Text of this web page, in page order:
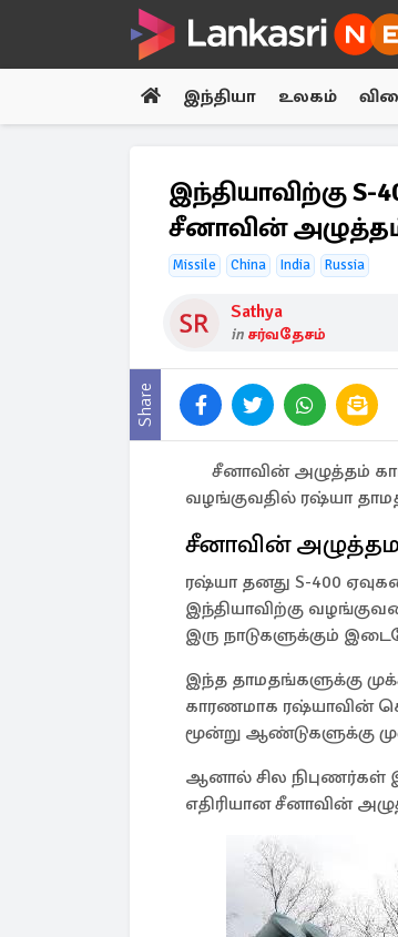
இந்தியா உலகம்
இந்தியாவிற்கு
சீனாவின்
Missile China India Russia
Sathya
in சர்வதேசம்
Share
சீனாவின் அழுத்தம்
வழங்குவதில் ரஷ்யா
சீனாவின்
ரஷ்யா தனது S-400
இந்தியாவிற்கு
இரு நாடுகளுக்கும்
இந்த தாமதங்களுக்கு
காரணமாக ரஷ்யாவின்
மூன்று ஆண்டுகளுக்கு
ஆனால் சில நிபுணர்கள்
எதிரியான சீனாவின்